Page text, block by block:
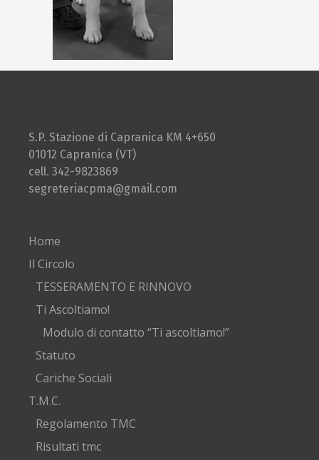
S.P. Stazione di Capranica KM 4+650
01012 Capranica (VT)
cell. 342-9823869
segreteriacpma@gmail.com
Home
Il Circolo
TESSERAMENTO E RINNOVO
Ti Ascoltiamo!
Modulo di contatto “Ti ascoltiamo!”
Statuto
Cariche Sociali
T.M.C.
Regolamento TMC
Risultati tmc